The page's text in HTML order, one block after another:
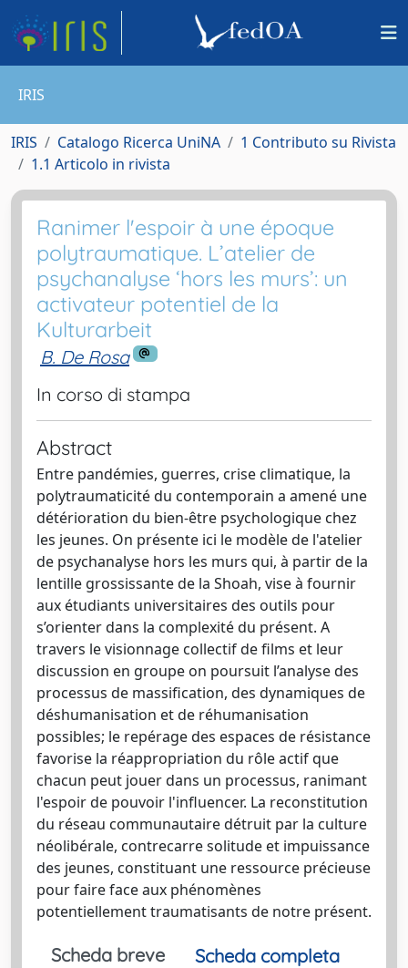
IRIS
IRIS Catalogo Ricerca UniNA
1 Contributo su Rivista
1.1 Articolo in rivista
Ranimer l'espoir à une époque
polytraumatique. L’atelier de
psychanalyse ‘hors les murs’: un
activateur potentiel de la
Kulturarbeit
B. De Rosa
In corso di stampa
Abstract
Entre pandémies, guerres, crise climatique, la
polytraumaticité du contemporain a amené une
détérioration du bien-être psychologique chez
les jeunes. On présente ici le modèle de l'atelier
de psychanalyse hors les murs qui, à partir de la
lentille grossissante de la Shoah, vise à fournir
aux étudiants universitaires des outils pour
s’orienter dans la complexité du présent. A
travers le visionnage collectif de films et leur
discussion en groupe on poursuit l’analyse des
processus de massification, des dynamiques de
déshumanisation et de réhumanisation
possibles; le repérage des espaces de résistance
favorise la réappropriation du rôle actif que
chacun peut jouer dans un processus, ranimant
l'espoir de pouvoir l'influencer. La reconstitution
du réseau communautaire détruit par la culture
néolibérale, contrecarre solitude et impuissance
des jeunes, constituant une ressource précieuse
pour faire face aux phénomènes
potentiellement traumatisants de notre présent.
Scheda breve
Scheda completa